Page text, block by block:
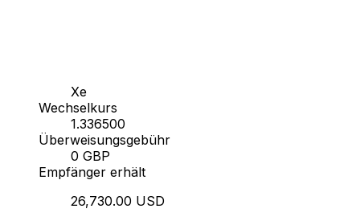
Xe
Wechselkurs
1.336500
Überweisungsgebühr
0 GBP
Empfänger erhält
26,730.00 USD